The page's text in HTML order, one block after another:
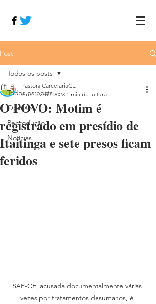
Post
Todos os posts
Opinião
Reprodução
Notícias
Todos os posts
O POVO: Motim é
registrado em presídio de
Itaitinga e sete presos ficam
feridos
PastoralCarcerariaCE
2 de fev. de 2023 1 min de leitura
SAP-CE, acusada documentalmente várias
vezes por tratamentos desumanos, é